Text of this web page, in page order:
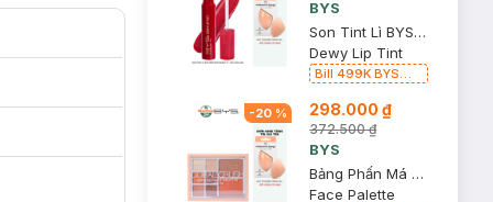
BYS
Son Tint Lì BYS Mềm Mịn Heart It - Đỏ Cam 4ml
Dewy Lip Tint
Bill 499K BYS
Mastige màu cam
nhạt (SL CÓ HẠN)
-20 % 298.000 ₫
372.500 ₫
BYS
Bảng Phấn Má & Mắt BYS Đa Năng 8 Màu Coral Crush 12g
Face Palette